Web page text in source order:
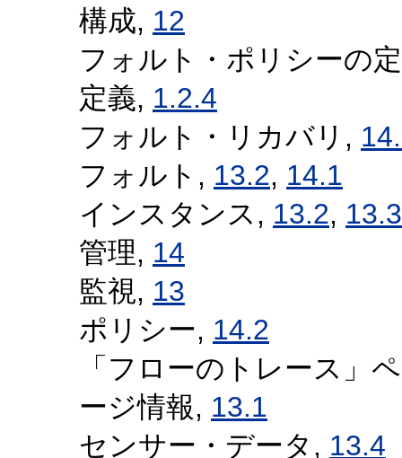
構成, 12
フォルト・ポリシーの
定義, 1.2.4
フォルト・リカバリ,
フォルト, 13.2, 14.1
インスタンス, 13.2, 13.3
管理, 14
監視, 13
ポリシー, 14.2
「フローのトレース」
ージ情報, 13.1
センサー・データ, 13.4